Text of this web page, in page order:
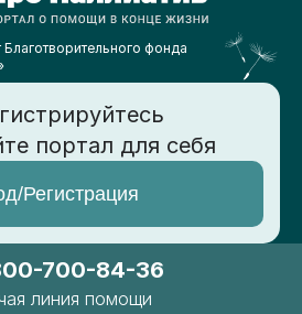
фонда
портал для себя
Регистрация
700-84-36
линия помощи